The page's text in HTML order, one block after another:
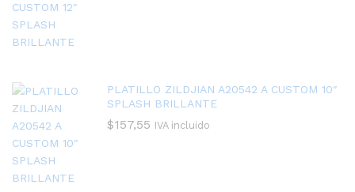
PLATILLO ZILDJIAN A20542 A CUSTOM 10″
SPLASH BRILLANTE
$157,55 IVA incluido